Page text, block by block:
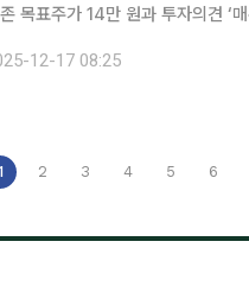
목표주가 14만 원과 투자의견 ‘매수’를 유지했다. 조상훈 신한
12-17 08:25
2 3 4 5 6